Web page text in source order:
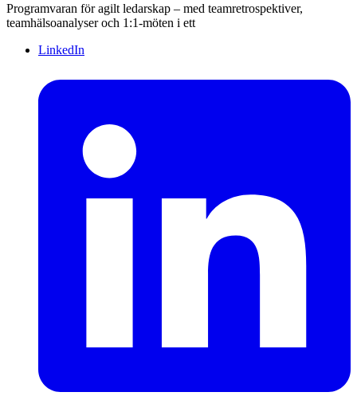
Programvaran för agilt ledarskap – med teamretrospektiver,
teamhälsoanalyser och 1:1-möten i ett
LinkedIn